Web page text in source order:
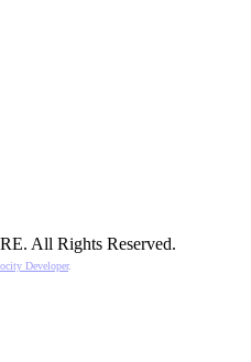
All Rights Reserved.
Developer.